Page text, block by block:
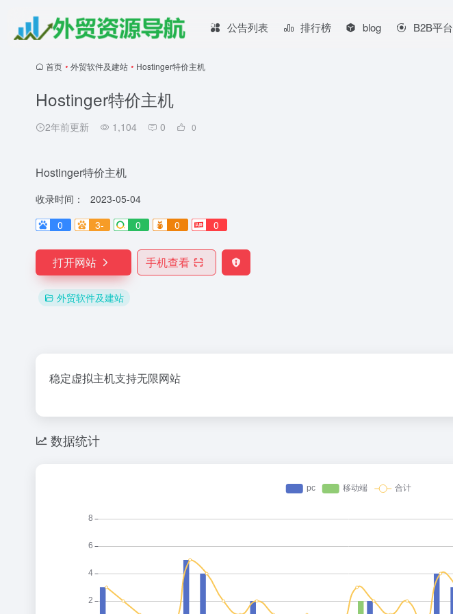
公告列表 排行榜 blog B2B平台
首页 • 外贸软件及建站 • Hostinger特价主机
Hostinger特价主机
2年前更新 1,104 0 0
Hostinger特价主机
收录时间：
2023-05-04
0
3- 0 0 0
打开网站 手机查看
外贸软件及建站
稳定虚拟主机支持无限网站
数据统计